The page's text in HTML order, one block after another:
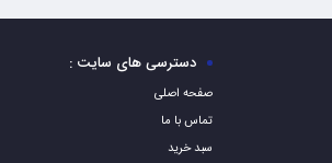
به
دسترسی های سایت :
صفحه اصلی
تماس با ما
سبد خرید